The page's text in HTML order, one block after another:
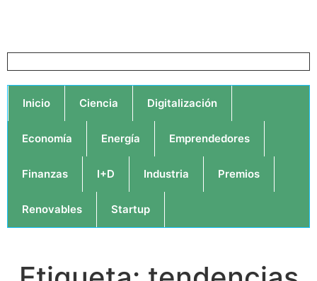
Inicio Ciencia Digitalización
Economía Energía Emprendedores
Finanzas I+D Industria Premios
Renovables Startup